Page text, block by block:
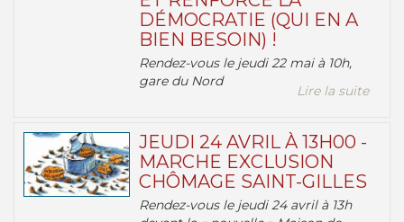
DÉMOCRATIE (QUI EN A
BIEN BESOIN) !
Rendez-vous le jeudi 22 mai à 10h,
gare du Nord
Lire la suite
JEUDI 24 AVRIL À 13H00 -
MARCHE EXCLUSION
CHÔMAGE SAINT-GILLES
Rendez-vous le jeudi 24 avril à 13h